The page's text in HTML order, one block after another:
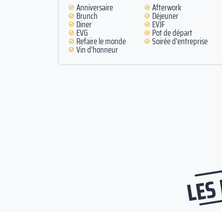
Anniversaire Afterwork
Brunch Déjeuner
Diner EVJF
EVG Pot de départ
Refaire le monde Soirée d'entreprise
Vin d'honneur